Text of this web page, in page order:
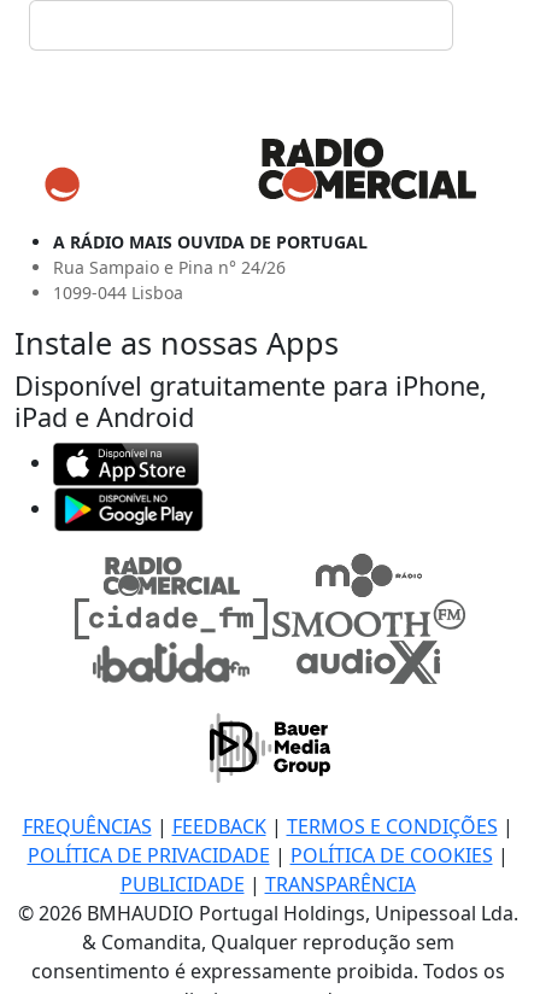
A RÁDIO MAIS OUVIDA DE PORTUGAL
Rua Sampaio e Pina n° 24/26
1099-044 Lisboa
Instale as nossas Apps
Disponível gratuitamente para iPhone,
iPad e Android
FREQUÊNCIAS | FEEDBACK| TERMOS E CONDIÇÕES |
POLÍTICA DE PRIVACIDADE | POLÍTICA DE COOKIES |
PUBLICIDADE | TRANSPARÊNCIA
© 2026 BMHAUDIO Portugal Holdings, Unipessoal Lda.
& Comandita, Qualquer reprodução sem
consentimento é expressamente proibida. Todos os